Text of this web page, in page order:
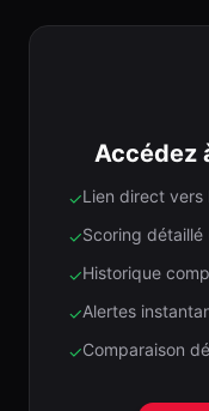
Accédez
✓Lien direct vers
✓Scoring
✓Historique
✓Alertes
✓Comparaison